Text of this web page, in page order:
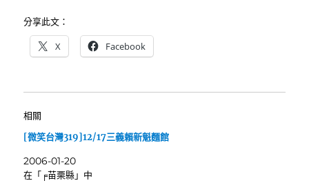
分享此文：
X Facebook
相關
[微笑台灣319]12/17三義賴新魁麵館
2006-01-20
在「╒苗栗縣」中